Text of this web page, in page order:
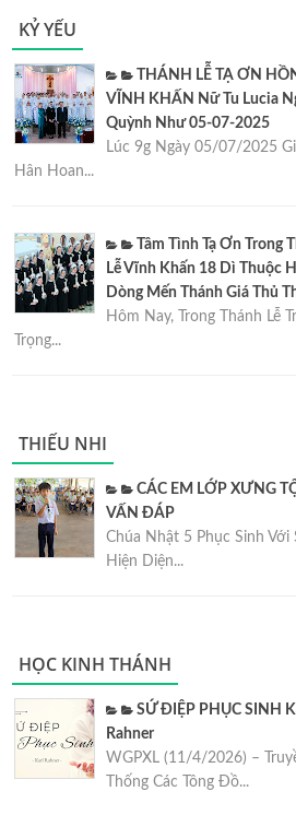
KỶ YẾU
THÁNH LỄ TẠ ƠN
VĨNH KHẤN Nữ Tu Lucia
Quỳnh Như 05-07-2025
Lúc 9g Ngày 05/07/2025
Hân Hoan...
Tâm Tình Tạ Ơn Trong
Lễ Vĩnh Khấn 18 Dì Thuộc
Dòng Mến Thánh Giá Thủ
Hôm Nay, Trong Thánh Lễ
Trọng...
THIẾU NHI
CÁC EM LỚP XƯNG
VẤN ĐÁP
Chúa Nhật 5 Phục Sinh Với
Hiện Diện...
HỌC KINH THÁNH
SỨ ĐIỆP PHỤC SINH
Rahner
WGPXL (11/4/2026) –
Thống Các Tông Đồ...